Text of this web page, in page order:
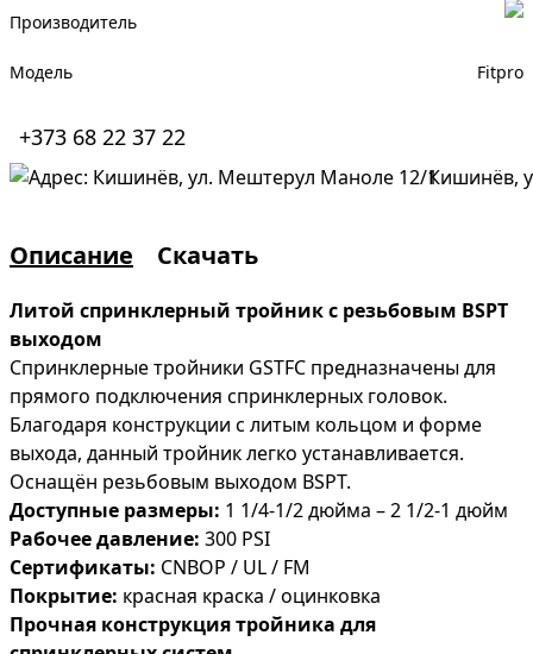
Производитель
Модель Fitpro
+373 68 22 37 22
Кишинёв,
Описание Скачать
Литой спринклерный тройник с резьбовым BSPT
выходом
Спринклерные тройники GSTFC предназначены для
прямого подключения спринклерных головок.
Благодаря конструкции с литым кольцом и форме
выхода, данный тройник легко устанавливается.
Оснащён резьбовым выходом BSPT.
Доступные размеры: 1 1/4-1/2 дюйма – 2 1/2-1 дюйм
Рабочее давление: 300 PSI
Сертификаты: CNBOP / UL / FM
Покрытие: красная краска / оцинковка
Прочная конструкция тройника для